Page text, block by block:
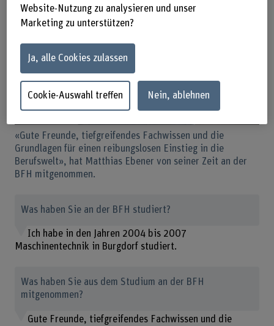
«Gute Freunde, tiefgreifendes Fachwissen und die
Grundlagen für einen reibungslosen Einstieg in die
Berufswelt», hat Matthias Ebener von seiner Zeit an der
BFH mitgenommen.
Was haben Sie an der BFH studiert?
Ich habe in den Jahren 2004 bis 2007
Maschinentechnik in Burgdorf studiert.
Was haben Sie aus dem Studium an der BFH
mitgenommen?
Gute Freunde, tiefgreifendes Fachwissen und die
Website-Nutzung zu analysieren und unser
Marketing zu unterstützen?
Ja, alle Cookies zulassen
Cookie-Auswahl treffen Nein, ablehnen